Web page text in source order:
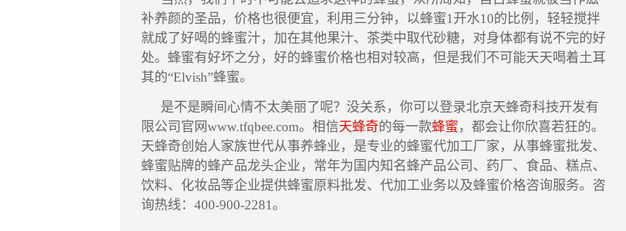
补养颜的圣品，价格也很便宜，利用三分钟，以蜂蜜1 开水10的比例，轻轻搅拌
就成了好喝的蜂蜜汁，加在其他果汁、茶类中取代砂糖，对身体都有说不完的好
处。蜂蜜有好坏之分，好的蜂蜜价格也相对较高，但是我们不可能天天喝着土耳
其的“Elvish”蜂蜜。
是不是瞬间心情不太美丽了呢？没关系，你可以登录北京天蜂奇科技开发有
限公司官网www.tfqbee.com。相信天蜂奇的每一款蜂蜜，都会让你欣喜若狂的。
天蜂奇创始人家族世代从事养蜂业，是专业的蜂蜜代加工厂家，从事蜂蜜批发、
蜂蜜贴牌的蜂产品龙头企业，常年为国内知名蜂产品公司、药厂、食品、糕点、
饮料、化妆品等企业提供蜂蜜原料批发、代加工业务以及蜂蜜价格咨询服务。咨
询热线： 400-900-2281 。